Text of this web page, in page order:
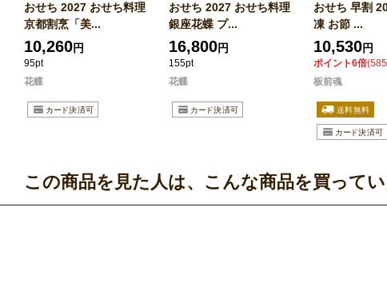
おせち 2027 おせち料理
京都割烹「美...
10,260円
95pt
花蝶
おせち 2027 おせち料理
銀座花蝶 プ...
16,800円
155pt
花蝶
おせち 早割
凍 お節 ...
10,530円
ポイント6倍
板前魂
この商品を見た人は、こんな商品を買って